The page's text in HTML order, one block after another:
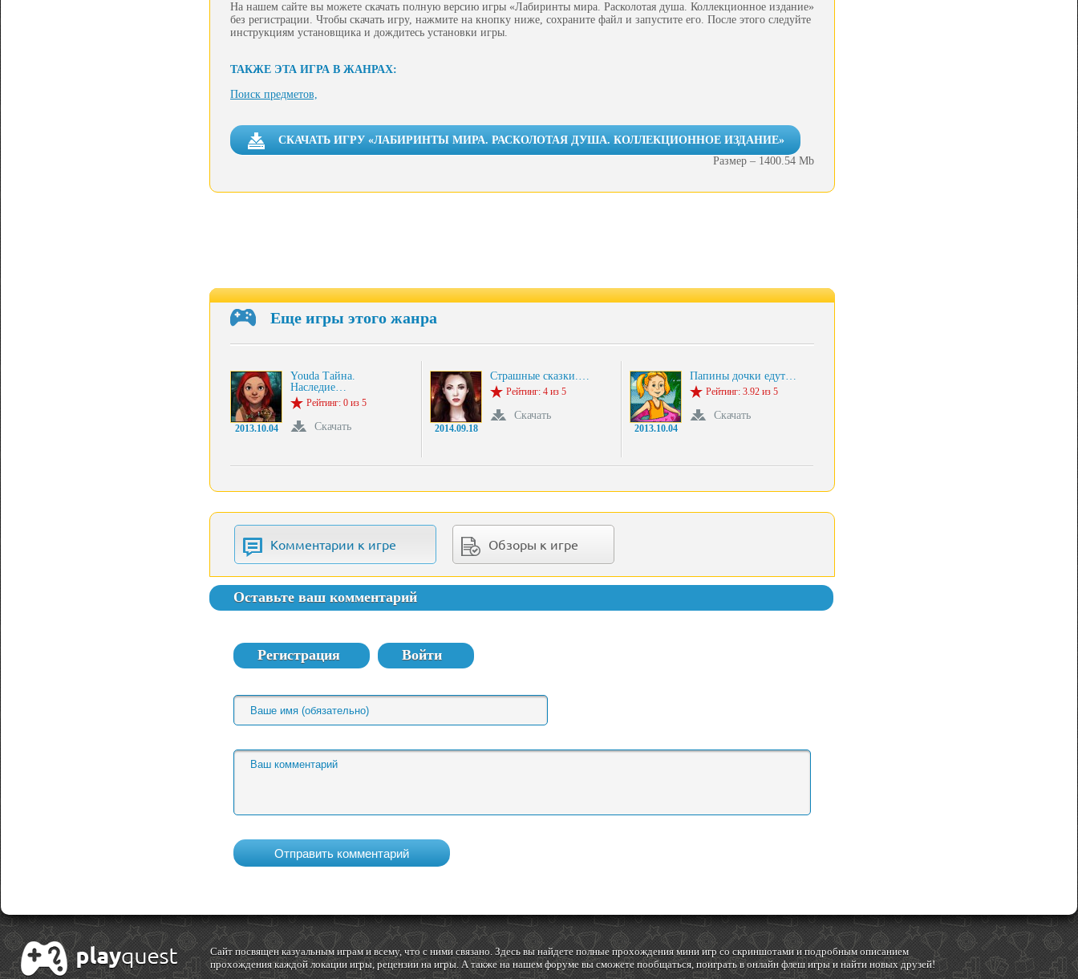
На нашем сайте вы можете скачать полную версию игры «Лабиринты мира. Расколотая душа. Коллекционное издание»
без регистрации. Чтобы скачать игру, нажмите на кнопку ниже, сохраните файл и запустите его. После этого следуйте
инструкциям установщика и дождитесь установки игры.
ТАКЖЕ ЭТА ИГРА В ЖАНРАХ:
Поиск предметов,
СКАЧАТЬ ИГРУ «ЛАБИРИНТЫ МИРА. РАСКОЛОТАЯ ДУША. КОЛЛЕКЦИОННОЕ ИЗДАНИЕ»
Размер – 1400.54 Mb
Еще игры этого жанра
2013.10.04
Youda Тайна.
Наследие…
Рейтинг: 0 из 5
Скачать 2014.09.18
Страшные сказки.…
Рейтинг: 4 из 5
Скачать
2013.10.04
Папины дочки едут…
Рейтинг: 3.92 из 5
Скачать
Комментарии к игре Обзоры к игре
Оставьте ваш комментарий
Регистрация Войти
Cайт посвящен казуальным играм и всему, что с ними связано. Здесь вы найдете полные прохождения мини игр со скриншотами и подробным описанием
прохождения каждой локации игры, рецензии на игры. А также на нашем форуме вы сможете пообщаться, поиграть в онлайн флеш игры и найти новых друзей!